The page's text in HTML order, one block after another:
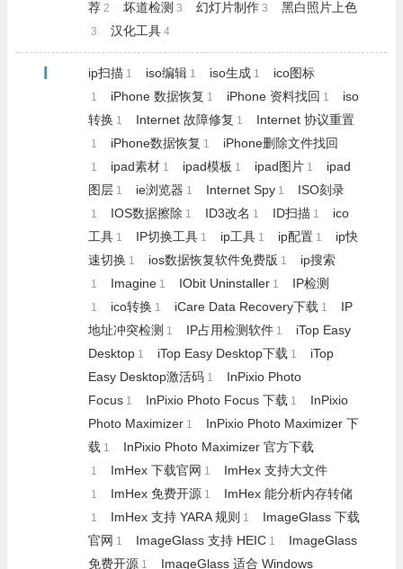
荐 2 坏道检测 3 幻灯片制作 3 黑白照片上色
3 汉化工具 4
I ip扫描 1 iso编辑 1 iso生成 1 ico图标
1 iPhone 数据恢复 1 iPhone 资料找回 1
iso
转换 1 Internet 故障修复 1 Internet 协议重置
1 iPhone数据恢复 1 iPhone删除文件找回
1 ipad素材 1 ipad模板 1 ipad图片 1
ipad
图层 1 ie浏览器 1 Internet Spy 1 ISO刻录
1 IOS数据擦除 1 ID3改名 1 ID扫描 1
ico
工具 1 IP切换工具 1 ip工具 1 ip配置 1
ip快
速切换 1 ios数据恢复软件免费版 1 ip搜索
1 Imagine 1 IObit Uninstaller 1 IP检测
1 ico转换 1 iCare Data Recovery下载 1
IP
地址冲突检测 1 IP占用检测软件 1
iTop Easy
Desktop 1 iTop Easy Desktop下载 1
iTop
Easy Desktop激活码 1
InPixio Photo
Focus 1 InPixio Photo Focus 下载 1
InPixio
Photo Maximizer 1
InPixio Photo Maximizer 下
载 1 InPixio Photo Maximizer 官方下载
1 ImHex 下载官网 1 ImHex 支持大文件
1 ImHex 免费开源 1 ImHex 能分析内存转储
1 ImHex 支持 YARA 规则 1
ImageGlass 下载
官网 1 ImageGlass 支持 HEIC 1
ImageGlass
免费开源 1
ImageGlass 适合 Windows